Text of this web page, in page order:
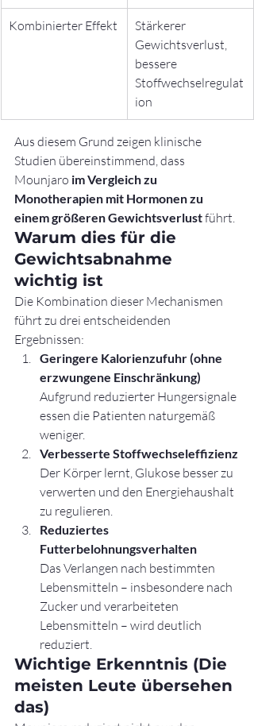
Kombinierter Effekt
Stärkerer
Gewichtsverlust,
bessere
Stoffwechselregulat
ion
Aus diesem Grund zeigen klinische
Studien übereinstimmend, dass
Mounjaro im Vergleich zu
Monotherapien mit Hormonen zu
einem größeren Gewichtsverlust führt.
Warum dies für die
Gewichtsabnahme
wichtig ist
Die Kombination dieser Mechanismen
führt zu drei entscheidenden
Ergebnissen:
Geringere Kalorienzufuhr (ohne
erzwungene Einschränkung)
Aufgrund reduzierter Hungersignale
essen die Patienten naturgemäß
weniger.
Verbesserte Stoffwechseleffizienz
Der Körper lernt, Glukose besser zu
verwerten und den Energiehaushalt
zu regulieren.
Reduziertes
Futterbelohnungsverhalten
Das Verlangen nach bestimmten
Lebensmitteln – insbesondere nach
Zucker und verarbeiteten
Lebensmitteln – wird deutlich
reduziert.
Wichtige Erkenntnis (Die
meisten Leute übersehen
das)